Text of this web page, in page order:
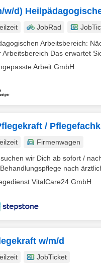
w/d)
JobRad
Arbeitsbereich:
Das erwartet
Arbeit GmbH
/
Firmenwagen
suchen wir Dich ab sofort /
nach
VitalCare24 GmbH
w/m/d
JobTicket